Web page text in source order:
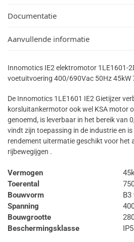
Documentatie
Aanvullende informatie
Innomotics IE2 elektromotor 1LE1601-
voetuitvoering 400/690Vac 50Hz 45kW
De Innomotics 1LE1601 IE2 Gietijzer
korsluitankermotor ook wel KSA motor
genoemd, is leverbaar in het bereik van
vindt zijn toepassing in de industrie en
rendement uitermatie geschikt voor het
rijbewegijgen .
Vermogen
Toerental
Bouwvorm
Spanning
Bouwgrootte
Beschermingsklasse